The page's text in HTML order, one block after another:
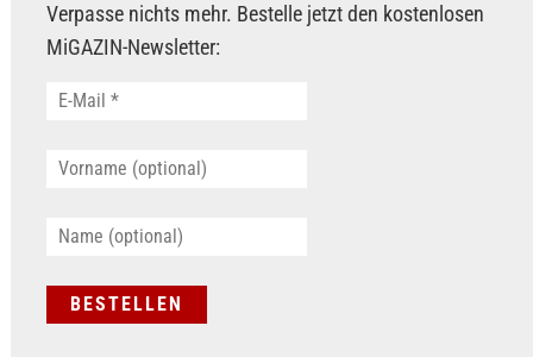
Verpasse nichts mehr. Bestelle jetzt den kostenlosen
MiGAZIN-Newsletter: